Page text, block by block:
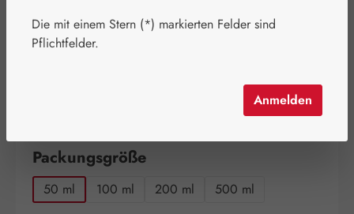
8,30 €
Inhalt: 0.05 Liter (166,00 € / 1 Liter)
Preise inkl. MwSt. zzgl. Versandkosten
Schnell zuschlagen! Es sind nur noch wenige Artikel
Packungsgrößeauswählen
50 ml 100 ml 200 ml 500 ml
Die mit einem Stern (*) markierten Felder sind
Pflichtfelder.
Anmelden